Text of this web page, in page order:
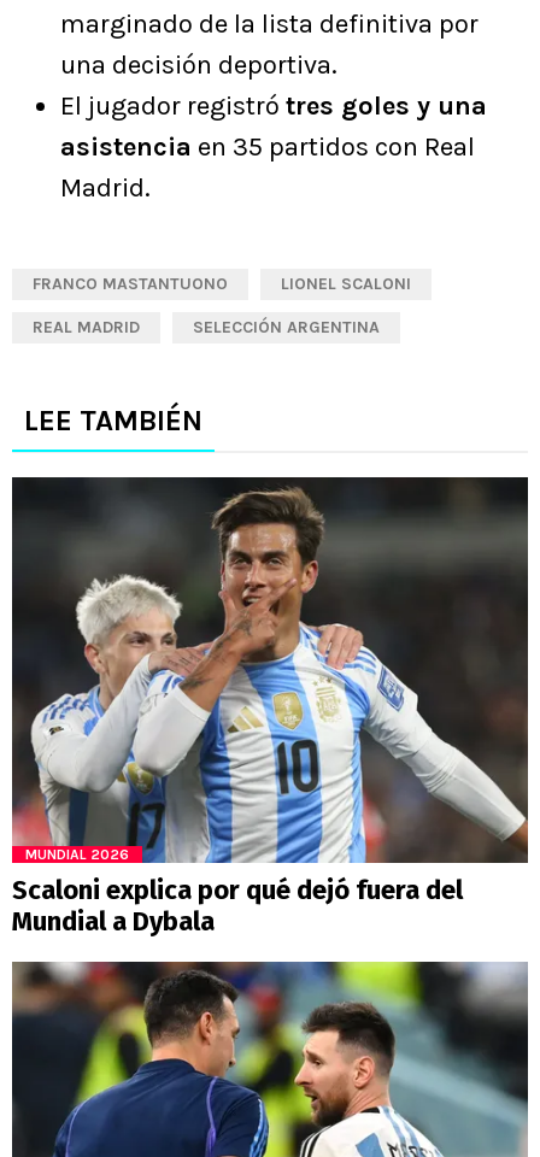
marginado de la lista definitiva por
una decisión deportiva.
El jugador registró tres goles y una
asistencia en 35 partidos con Real
Madrid.
FRANCO MASTANTUONO LIONEL SCALONI
REAL MADRID SELECCIÓN ARGENTINA
LEE TAMBIÉN
MUNDIAL 2026
Scaloni explica por qué dejó fuera del
Mundial a Dybala